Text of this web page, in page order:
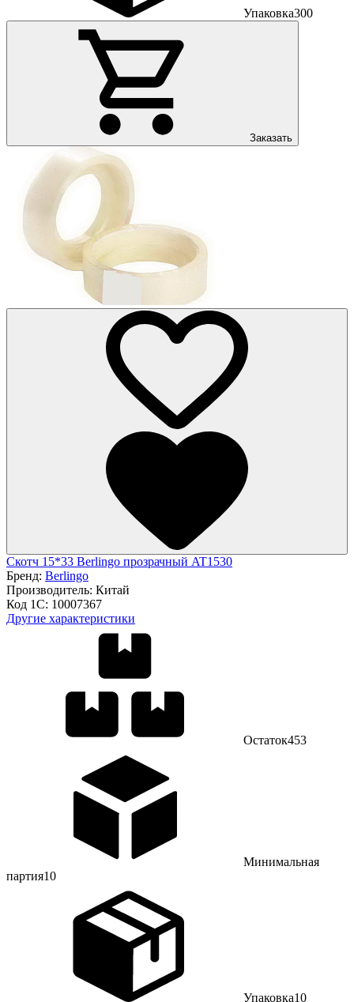
Упаковка300
Заказать
Скотч 15*33 Berlingo прозрачный AT1530
Бренд: Berlingo
Производитель: Китай
Код 1С: 10007367
Другие характеристики
Остаток453
Минимальная
партия10
Упаковка10